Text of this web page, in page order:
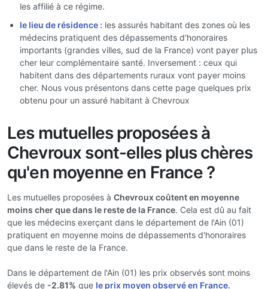
les affilié à ce régime.
le lieu de résidence : les assurés habitant des zones où les
médecins pratiquent des dépassements d'honoraires
importants (grandes villes, sud de la France) vont payer plus
cher leur complémentaire santé. Inversement : ceux qui
habitent dans des départements ruraux vont payer moins
cher. Nous vous présentons dans cette page quelques prix
obtenu pour un assuré habitant à Chevroux
Les mutuelles proposées à
Chevroux sont-elles plus chères
qu'en moyenne en France ?
Les mutuelles proposées à Chevroux coûtent en moyenne
moins cher que dans le reste de la France. Cela est dû au fait
que les médecins exerçant dans le département de l'Ain (01)
pratiquent en moyenne moins de dépassements d'honoraires
que dans le reste de la France.
Dans le département de l'Ain (01) les prix observés sont moins
élevés de -2.81% que le prix moyen observé en France.